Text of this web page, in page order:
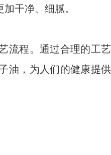
干净、细腻。
流程。通过合理的工艺
油，为人们的健康提供